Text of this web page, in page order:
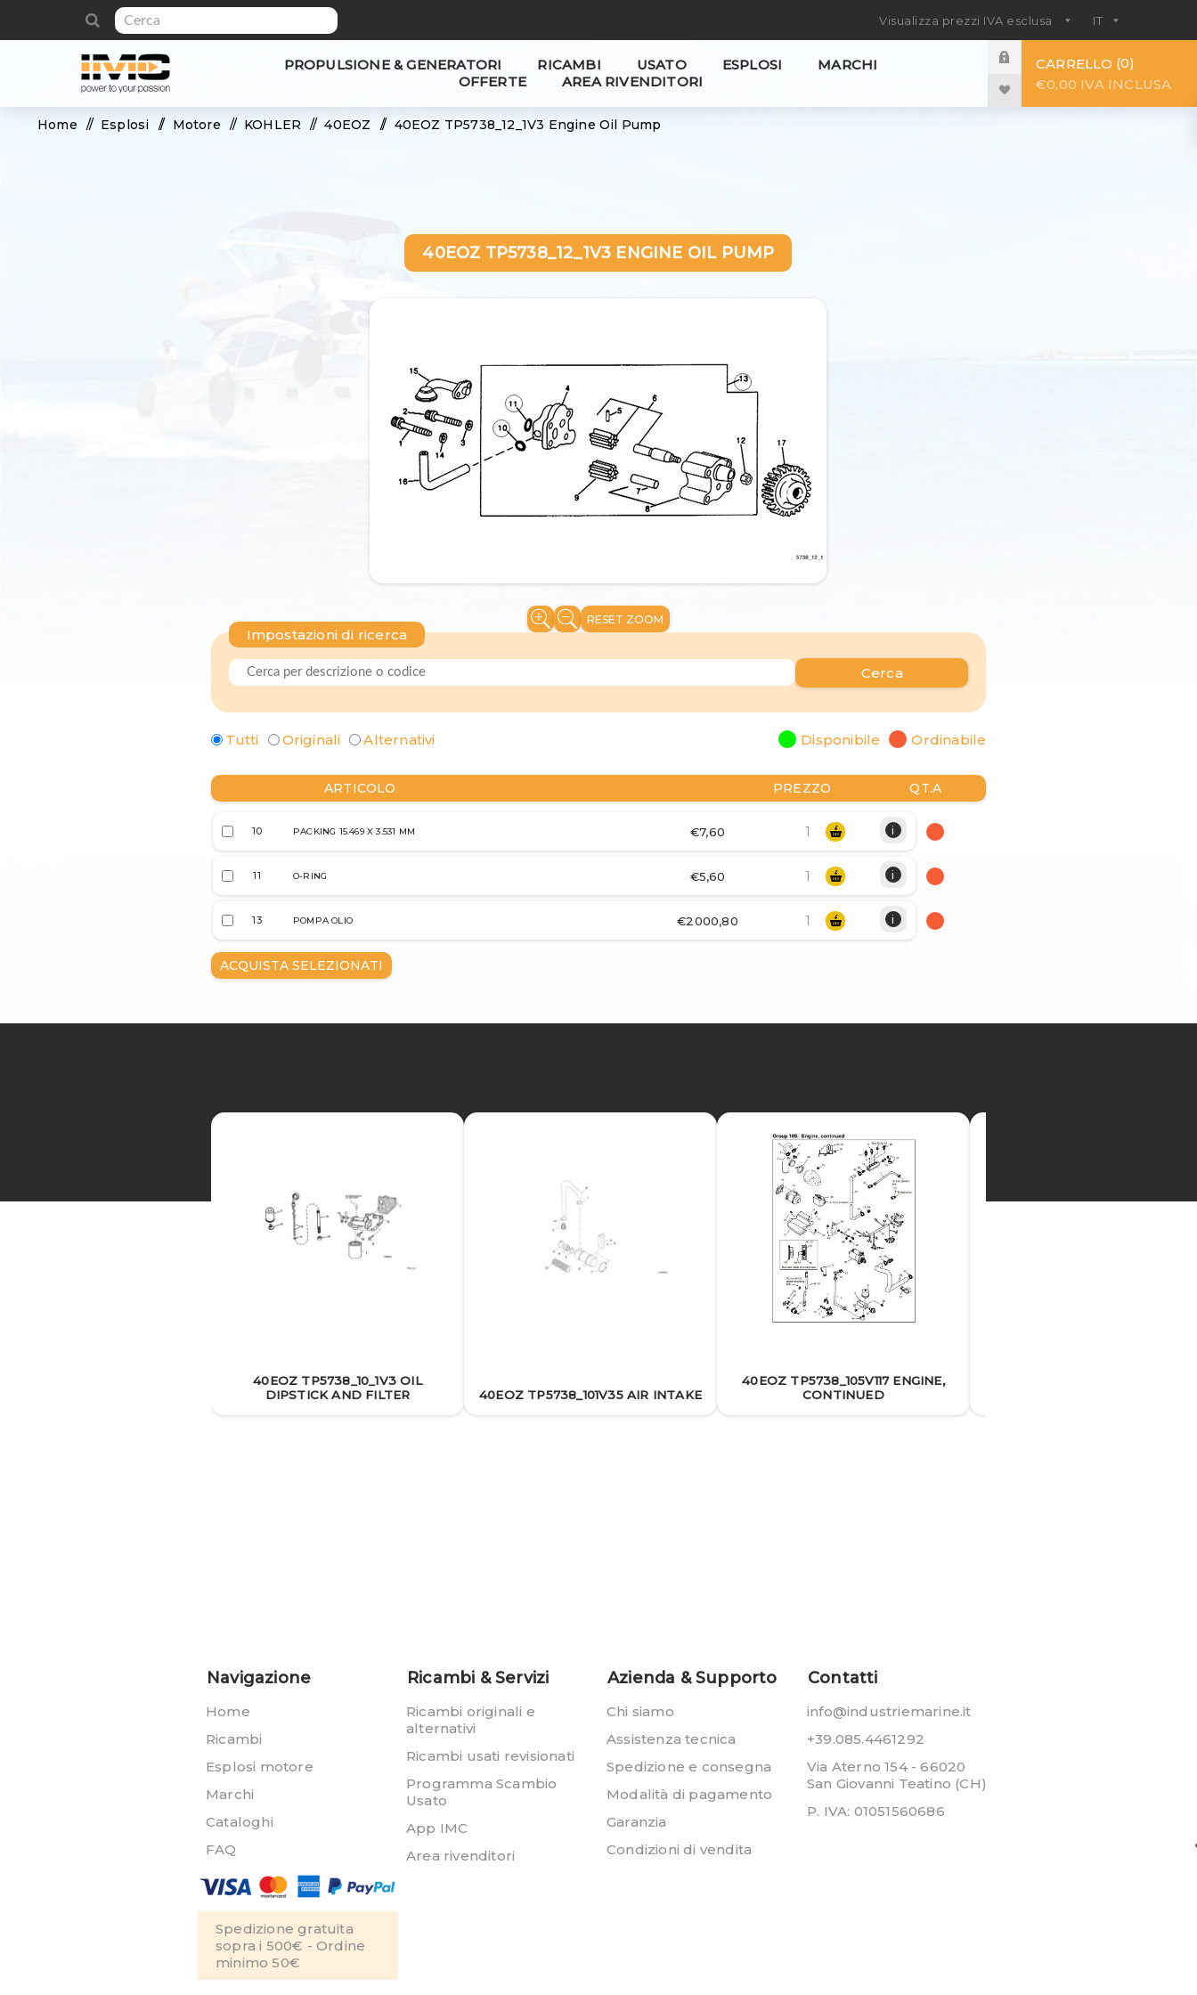
PROPULSIONE & GENERATORI RICAMBI USATO ESPLOSI
MARCHI
OFFERTE
AREA RIVENDITORI
CARRELLO 0
€0,00 IVA INCLUSA
Home / Esplosi / Motore / KOHLER / 40EOZ / 40EOZ TP5738_12_1V3 Engine Oil Pump
40EOZ TP5738_12_1V3 ENGINE OIL PUMP
RESET ZOOM
Cerca
Impostazioni di ricerca
Tutti Originali Alternativi Disponibile Ordinabile
ARTICOLO PREZZO QT.A
10 PACKING 15.469 X 3.531 MM €7,60 i
11 O-RING €5,60 i
13 POMPA OLIO €2000,80 i
ACQUISTA SELEZIONATI
40EOZ TP5738_10_1V3 OIL
DIPSTICK AND FILTER
40EOZ TP5738_101V35 AIR INTAKE
40EOZ TP5738_105V117 ENGINE,
CONTINUED
Navigazione
Home
Ricambi
Esplosi motore
Marchi
Cataloghi
FAQ
Spedizione gratuita
sopra i 500€ - Ordine
minimo 50€
Ricambi & Servizi
Ricambi originali e
alternativi
Ricambi usati revisionati
Programma Scambio
Usato
App IMC
Area rivenditori
Azienda & Supporto
Chi siamo
Assistenza tecnica
Spedizione e consegna
Modalità di pagamento
Garanzia
Condizioni di vendita
Contatti
info@industriemarine.it
+39.085.4461292
Via Aterno 154 - 66020
San Giovanni Teatino (CH)
P. IVA: 01051560686